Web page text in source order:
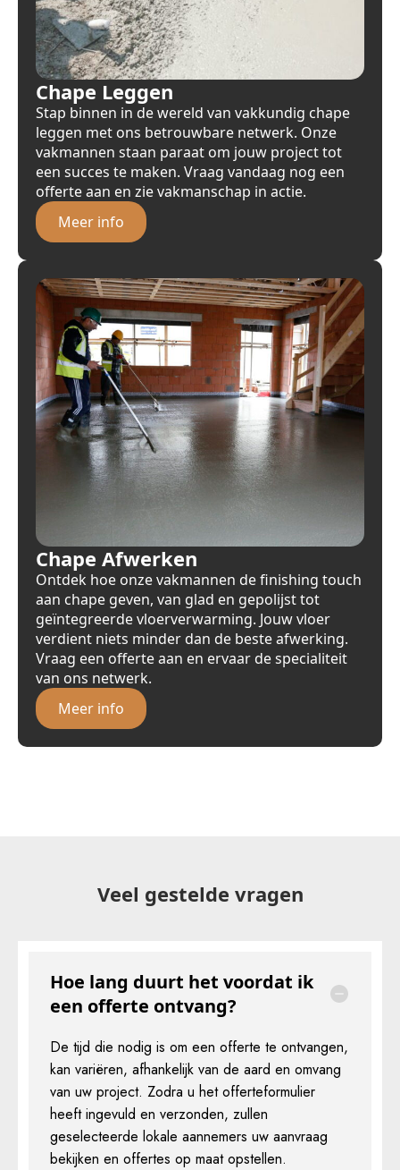
Chape Leggen
Stap binnen in de wereld van vakkundig chape
leggen met ons betrouwbare netwerk. Onze
vakmannen staan paraat om jouw project tot
een succes te maken. Vraag vandaag nog een
offerte aan en zie vakmanschap in actie.
Meer info
Chape Afwerken
Ontdek hoe onze vakmannen de finishing touch
aan chape geven, van glad en gepolijst tot
geïntegreerde vloerverwarming. Jouw vloer
verdient niets minder dan de beste afwerking.
Vraag een offerte aan en ervaar de specialiteit
van ons netwerk.
Meer info
Veel gestelde vragen
Hoe lang duurt het voordat ik
een offerte ontvang?
De tijd die nodig is om een offerte te ontvangen,
kan variëren, afhankelijk van de aard en omvang
van uw project. Zodra u het offerteformulier
heeft ingevuld en verzonden, zullen
geselecteerde lokale aannemers uw aanvraag
bekijken en offertes op maat opstellen.